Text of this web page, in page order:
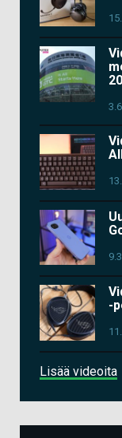
-
Lisää videoita